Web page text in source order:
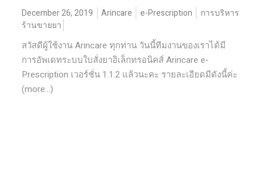
December 26, 2019 Arincare e-Prescription
การบริหาร
ร้านขายยา
สวัสดีผู้ใช้งาน Arincare ทุกท่าน วันนี้ทีมงานของเราได้มี
การอัพเดทระบบใบสั่งยาอิเล็กทรอนิคส์ Arincare e-
Prescription เวอร์ชั่น 1.1.2 แล้วนะคะ รายละเอียดมีดังนี้ค่ะ
(more…)